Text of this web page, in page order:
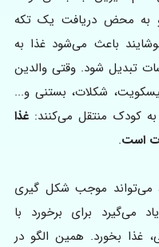
و به محض دریافت یک تکه
باعث می‌شود غذا به
تبدیل شود. وقتی والدین
شکلات، بستنی و...
کودک منتقل می‌کنند:غذا
است.
می‌تواند موجب شکل گیری
می‌گیرد برای برخورد با
غذا بخورد. همین الگو در